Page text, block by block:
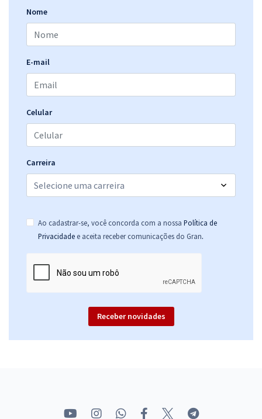
Nome
E-mail
Celular
Carreira
Ao cadastrar-se, você concorda com a nossa Política de
Privacidade e aceita receber comunicações do Gran.
Receber novidades